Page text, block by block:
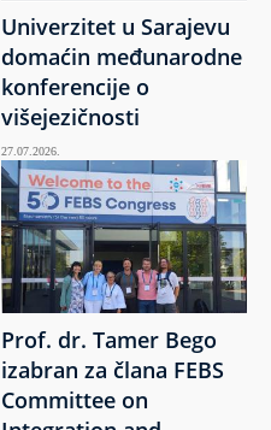
Univerzitet u Sarajevu
domaćin međunarodne
konferencije o
višejezičnosti
27.07.2026.
Prof. dr. Tamer Bego
izabran za člana FEBS
Committee on